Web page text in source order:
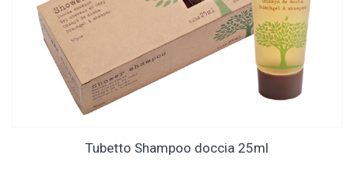
Tubetto Shampoo doccia 25ml